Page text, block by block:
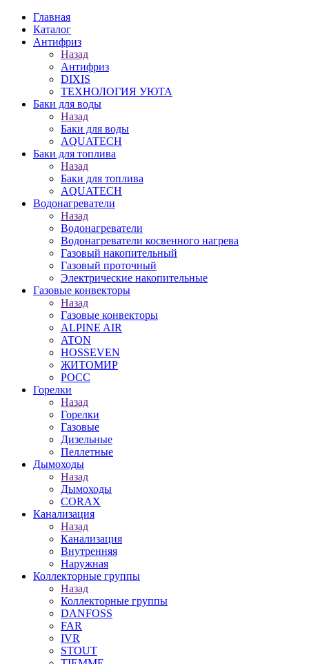
Главная
Каталог
Антифриз
Назад
Антифриз
DIXIS
ТЕХНОЛОГИЯ УЮТА
Баки для воды
Назад
Баки для воды
AQUATECH
Баки для топлива
Назад
Баки для топлива
AQUATECH
Водонагреватели
Назад
Водонагреватели
Водонагреватели косвенного нагрева
Газовый накопительный
Газовый проточный
Электрические накопительные
Газовые конвекторы
Назад
Газовые конвекторы
ALPINE AIR
ATON
HOSSEVEN
ЖИТОМИР
РОСС
Горелки
Назад
Горелки
Газовые
Дизельные
Пеллетные
Дымоходы
Назад
Дымоходы
CORAX
Канализация
Назад
Канализация
Внутренняя
Наружная
Коллекторные группы
Назад
Коллекторные группы
DANFOSS
FAR
IVR
STOUT